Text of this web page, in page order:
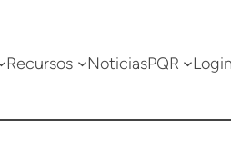
Recursos NoticiasPQR Login